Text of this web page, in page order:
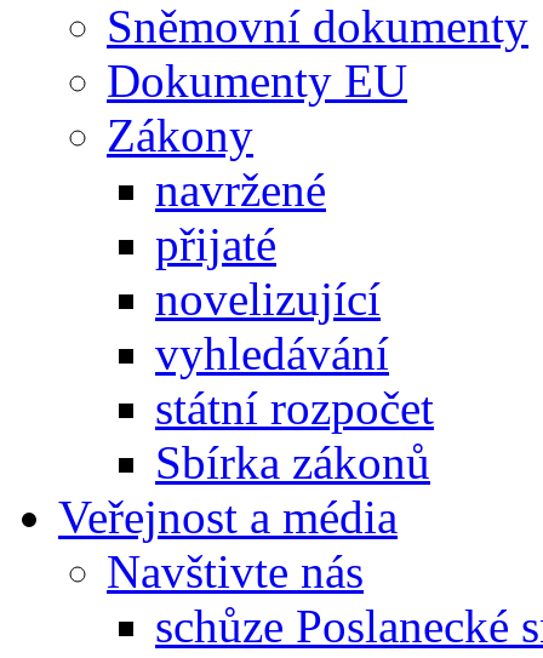
Sněmovní dokumenty
Dokumenty EU
Zákony
navržené
přijaté
novelizující
vyhledávání
státní rozpočet
Sbírka zákonů
Veřejnost a média
Navštivte nás
schůze Poslanecké